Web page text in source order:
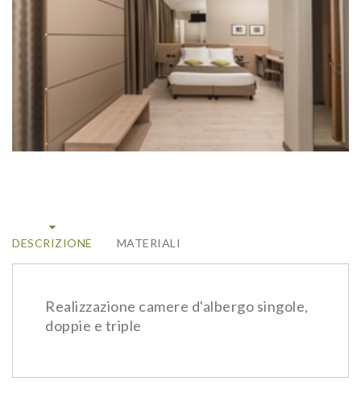
DESCRIZIONE MATERIALI
Realizzazione camere d'albergo singole,
doppie e triple